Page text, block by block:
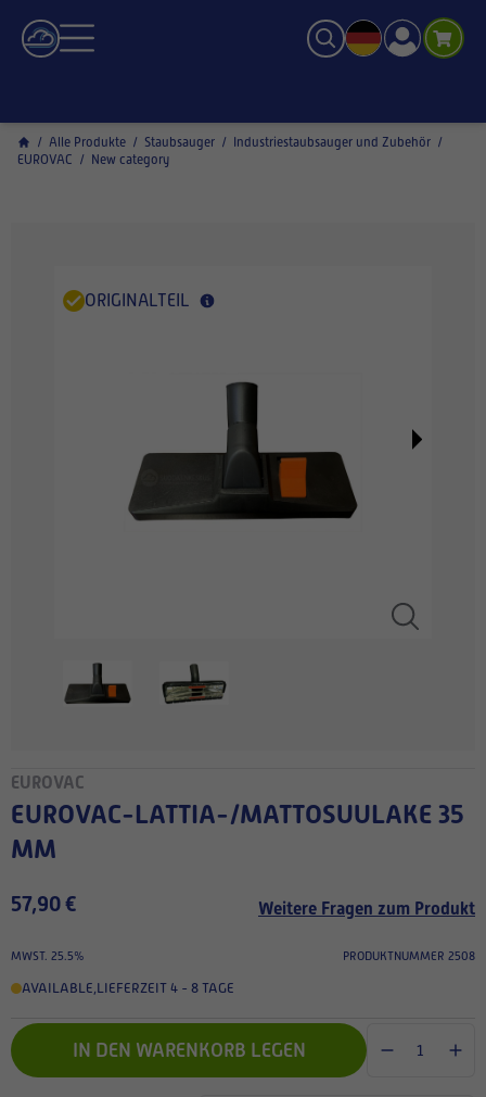
/ Alle Produkte / Staubsauger / Industriestaubsauger und Zubehör /
EUROVAC / New category
ORIGINALTEIL
EUROVAC
EUROVAC-LATTIA-/MATTOSUULAKE 35
MM
57,90 € Weitere Fragen zum Produkt
MWST. 25.5% PRODUKTNUMMER 2508
AVAILABLE LIEFERZEIT 4 - 8 TAGE
IN DEN WARENKORB LEGEN